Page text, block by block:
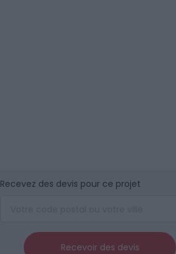
Recevez des devis pour ce projet
Recevoir des devis